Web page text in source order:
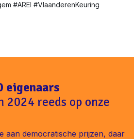
#AREI #VlaanderenKeuring
eigenaars
2024 reeds op onze
aan democratische prijzen, daar